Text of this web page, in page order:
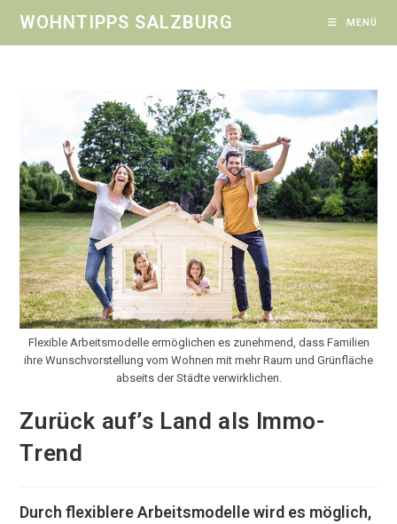
Inhalt
springen
WOHNTIPPS SALZBURG MENÜ
Flexible Arbeitsmodelle ermöglichen es zunehmend, dass Familien
ihre Wunschvorstellung vom Wohnen mit mehr Raum und Grünfläche
abseits der Städte verwirklichen.
Zurück auf’s Land als Immo-
Trend
Durch flexiblere Arbeitsmodelle wird es möglich,